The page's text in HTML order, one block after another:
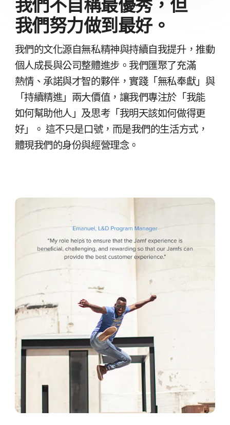
我們​不​自稱​最​優秀，​但​
我們​努力​做到​最好。
我們​的​文化源​自​無私​精神​與​持續​自​我​提升，​推動​
個人​成長​與​公司​整體​進步。​我們​匯聚​了​充滿​
熱情、​承諾​與​才智​的​夥伴，​實踐​「無私​奉獻」​與​
「持續​精進」​兩​大​價值，​讓​我們​專注於​「我​能​
如何​幫助​他​人」​及​思考​「我​明天該​如何​做得​更​
好」。 這​不​只是​口號，​而​是​我們​的​生活​方式，​
體現​我們​的​身份​與​經營​理念。